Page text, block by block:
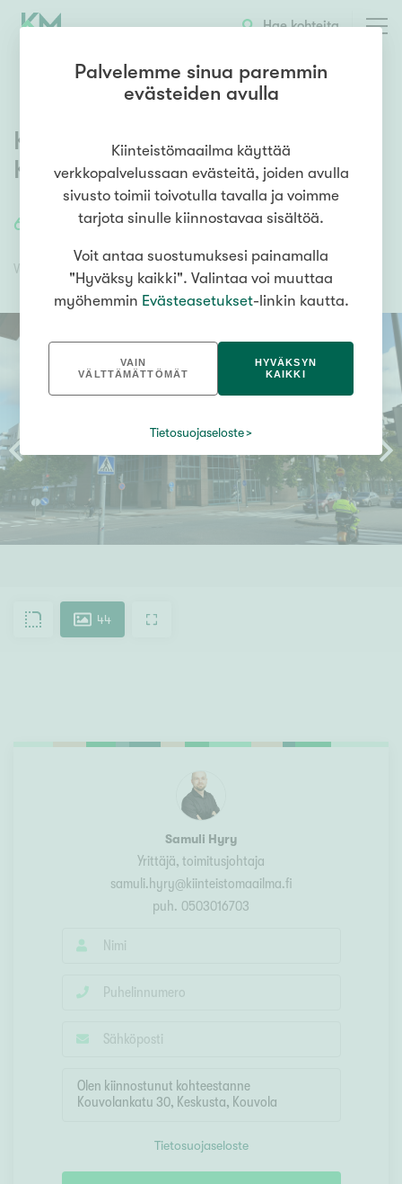
Hae kohteita
6839 m²/6839m² Liikehuoneisto
Kouvolankatu 30,Keskusta
Kouvola
Vuokra Vuokravakuus
44
Samuli Hyry
Yrittäjä, toimitusjohtaja
samuli.hyry@kiinteistomaailma.fi
puh. 0503016703
Tietosuojaseloste
Palvelemme sinua paremmin
evästeiden avulla
Kiinteistömaailma käyttää
verkkopalvelussaan evästeitä, joiden avulla
sivusto toimii toivotulla tavalla ja voimme
tarjota sinulle kiinnostavaa sisältöä.
Voit antaa suostumuksesi painamalla
"Hyväksy kaikki". Valintaa voi muuttaa
myöhemmin Evästeasetukset-linkin kautta.
VAIN
VÄLTTÄMÄTTÖMÄT
HYVÄKSYN
KAIKKI
Tietosuojaseloste